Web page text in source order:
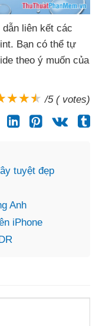
liên kết các
. Bạn có thể tự
theo ý muốn của
/5 ( votes)
tuyệt đẹp
Anh
iPhone